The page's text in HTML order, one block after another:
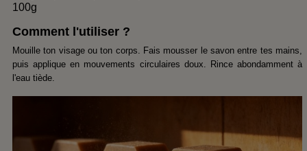
100g
Comment l'utiliser ?
Mouille ton visage ou ton corps. Fais mousser le savon entre tes mains,
puis applique en mouvements circulaires doux. Rince abondamment à
l'eau tiède.